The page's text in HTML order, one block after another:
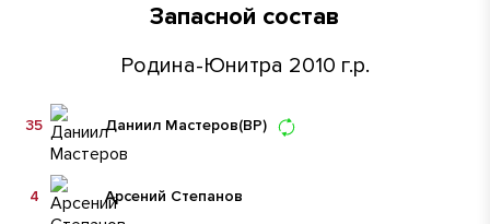
Запасной состав
Родина-Юнитра 2010 г.р.
Даниил Мастеров(ВР)
35
Арсений Степанов
4